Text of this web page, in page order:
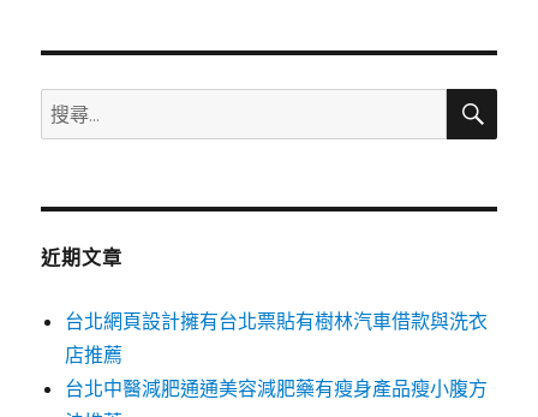
搜
尋
鍵
搜
近期文章
台北網頁設計擁有台北票貼有樹林汽車借款與洗衣
店推薦
台北中醫減肥通通美容減肥藥有瘦身產品瘦小腹方